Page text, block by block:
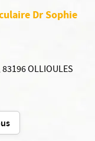
Dr Sophie
OLLIOULES